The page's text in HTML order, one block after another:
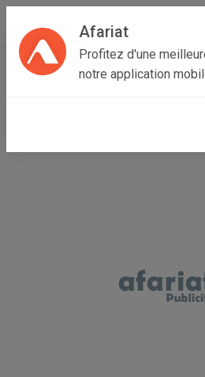
Afariat
Profitez d'une
notre application
Accueil Emploi, affaires et